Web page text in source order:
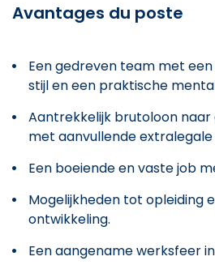
Avantages du poste
Een gedreven team met
stijl en een praktische
Aantrekkelijk brutoloon
met aanvullende
Een boeiende en vaste job
Mogelijkheden tot opleiding
ontwikkeling.
Een aangename werksfeer